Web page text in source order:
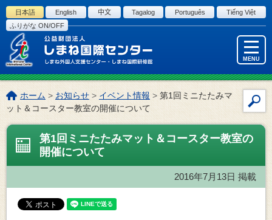
このページの本文へ
日本語 English 中文 Tagalog Português
Tiếng Việt
ふりがな ON/OFF
MENU
イ
索
こ
の
ペ
ホーム > お知らせ > イベント情報 >第1回ミニたたみマ
ット＆コースター教室の開催について
第1回ミニたたみマット＆コースター教室の
開催について
2016年7月13日 掲載